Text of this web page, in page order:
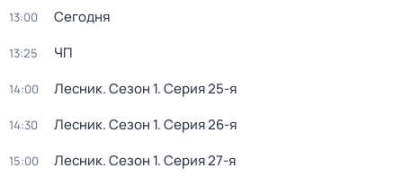
13:00 Сегодня
13:25 ЧП
14:00 Лесник. Сезон 1. Серия 25-я
14:30 Лесник. Сезон 1. Серия 26-я
15:00 Лесник. Сезон 1. Серия 27-я